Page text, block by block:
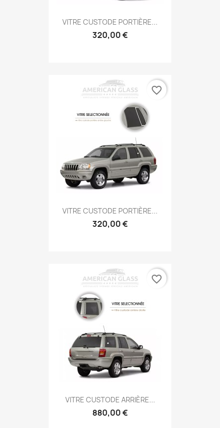
VITRE CUSTODE PORTIÈRE...
320,00 €
VITRE CUSTODE PORTIÈRE...
320,00 €
favorite_border
VITRE CUSTODE ARRIÈRE...
880,00 €
favorite_border